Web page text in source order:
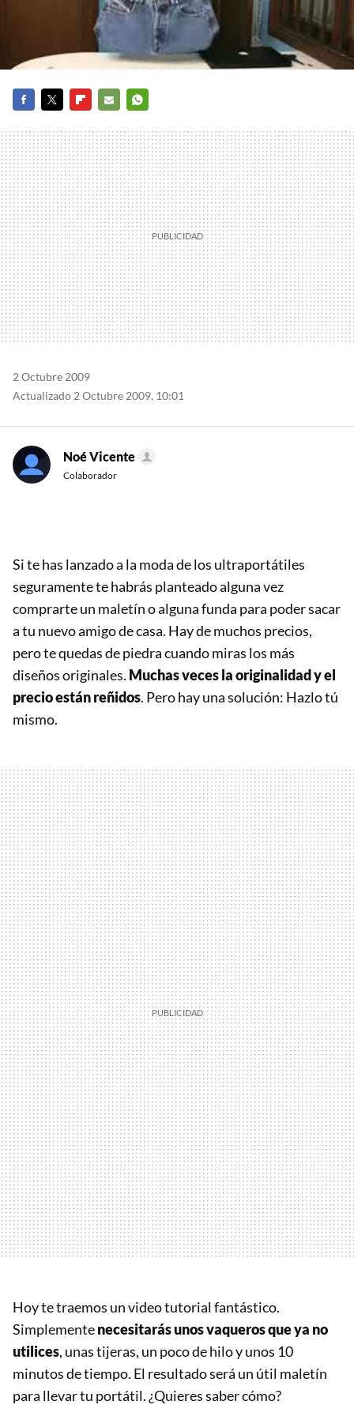
MAIL
2 Octubre 2009
Actualizado 2 Octubre 2009, 10:01
Noé Vicente
Colaborador
Si te has lanzado a la moda de los ultraportátiles
seguramente te habrás planteado alguna vez
comprarte un maletín o alguna funda para poder sacar
a tu nuevo amigo de casa. Hay de muchos precios,
pero te quedas de piedra cuando miras los más
diseños originales. Muchas veces la originalidad y el
precio están reñidos. Pero hay una solución: Hazlo tú
mismo.
Hoy te traemos un video tutorial fantástico.
Simplementenecesitarás unos vaqueros que ya no
utilices, unas tijeras, un poco de hilo y unos 10
minutos de tiempo. El resultado será un útil maletín
para llevar tu portátil. ¿Quieres saber cómo?